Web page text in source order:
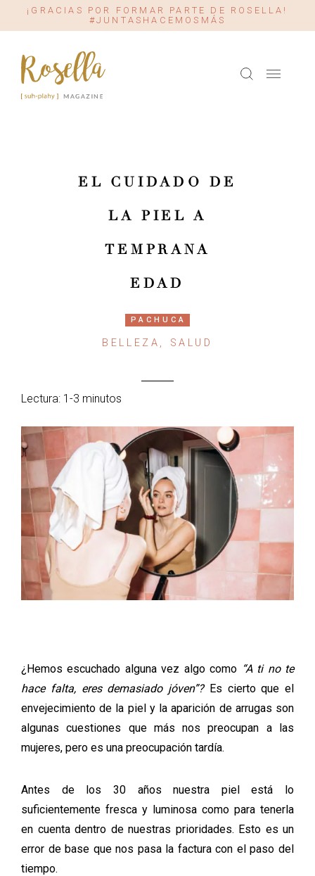
¡GRACIAS POR FORMAR PARTE DE ROSELLA!
#JUNTASHACEMOSMÁS
EL CUIDADO DE
LA PIEL A
TEMPRANA
EDAD
PACHUCA
BELLEZA, SALUD
Lectura: 1-3 minutos
¿Hemos escuchado alguna vez algo como “A ti no te
hace falta, eres demasiado jóven”?Es cierto que el
envejecimiento de la piel y la aparición de arrugas son
algunas cuestiones que más nos preocupan a las
mujeres, pero es una preocupación tardía.
Antes de los 30 años nuestra piel está lo
suficientemente fresca y luminosa como para tenerla
en cuenta dentro de nuestras prioridades. Esto es un
error de base que nos pasa la factura con el paso del
tiempo.